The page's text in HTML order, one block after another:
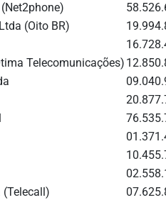
(Oito BR)
Telecomunicações)
(Telecall)